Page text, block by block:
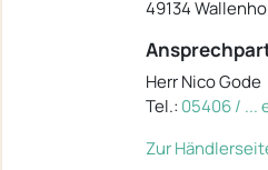
49134
Herr Nico Gode
Tel.: 05406 / ...
Zur